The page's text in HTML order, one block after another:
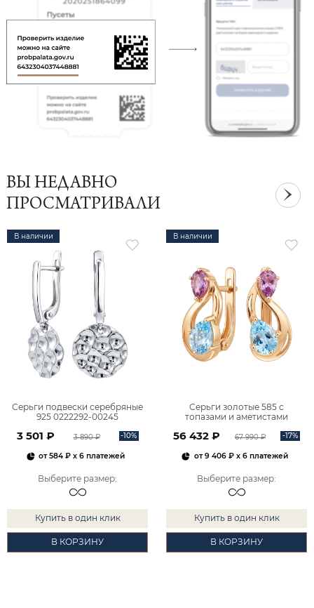
ВЫ НЕДАВНО
ПРОСМАТРИВАЛИ
В наличии
Серьги подвески серебряные
925 0222292-00245
3 501 ₽ 3 890 ₽ -10%
от584 ₽ x 6 платежей
Выберите размер:
Купить в один клик
В КОРЗИНУ
В наличии
Серьги золотые 585 с
топазами и аметистами
56 432 ₽ 67 990 ₽ -17%
от9 406 ₽x 6 платежей
Выберите размер:
Купить в один клик
В КОРЗИНУ